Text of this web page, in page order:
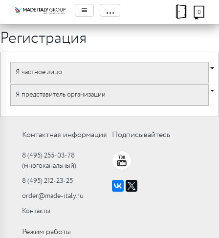
≡ ... 0
Регистрация
Я частное лицо
Я представитель организации
Контактная информация
8 (495) 255-03-78
(многоканальный)
8 (495) 212-23-25
order@made-italy.ru
Контакты
Подписывайтесь
Режим работы